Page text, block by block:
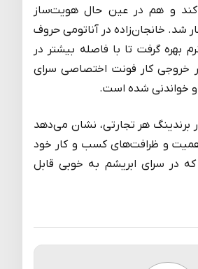
کند و هم در عین حال هویت‌ساز
شد. خانجان‌زاده در آناتومی حروف
بهره گرفت تا با فاصله بیشتر در
خروجی کار فونت اختصاصی سرای
و خواندنی شده است.
هر تجارتی، نشان می‌دهد
و ظرافت‌های کسب و کار خود
در سرای ابریشم به خوبی قابل